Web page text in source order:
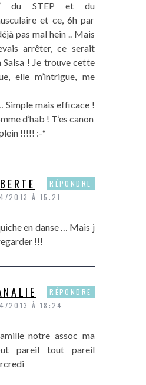
du STEP et du
et ce, 6h par
pas mal hein .. Mais
arrêter, ce serait
! Je trouve cette
elle m’intrigue, me
Simple mais efficace !
d’hab ! T’es canon
!!!!! :-*
2013 À 15:21
en danse … Mais j
!!!
RÉPONDRE
2013 À 18:24
notre assoc ma
pareil tout pareil
RÉPONDRE